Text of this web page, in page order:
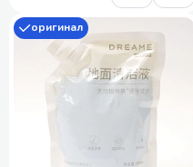
оригинал